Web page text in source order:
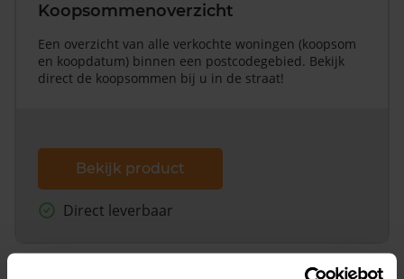
Koopsommenoverzicht
Een overzicht van alle verkochte woningen (koopsom
en koopdatum) binnen een postcodegebied. Bekijk
direct de koopsommen bij u in de straat!
Bekijk product
Direct leverbaar